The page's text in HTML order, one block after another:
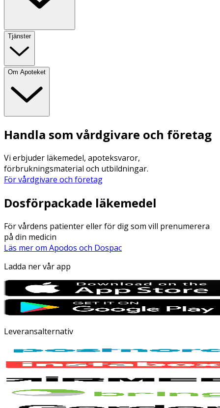
Tjänster
Om Apoteket
Handla som vårdgivare och företag
Vi erbjuder läkemedel, apoteksvaror,
förbrukningsmaterial och utbildningar.
För vårdgivare och företag
Dosförpackade läkemedel
För vårdens patienter eller för dig som vill prenumerera
på din medicin
Läs mer om Apodos och Dospac
Ladda ner vår app
Leveransalternativ